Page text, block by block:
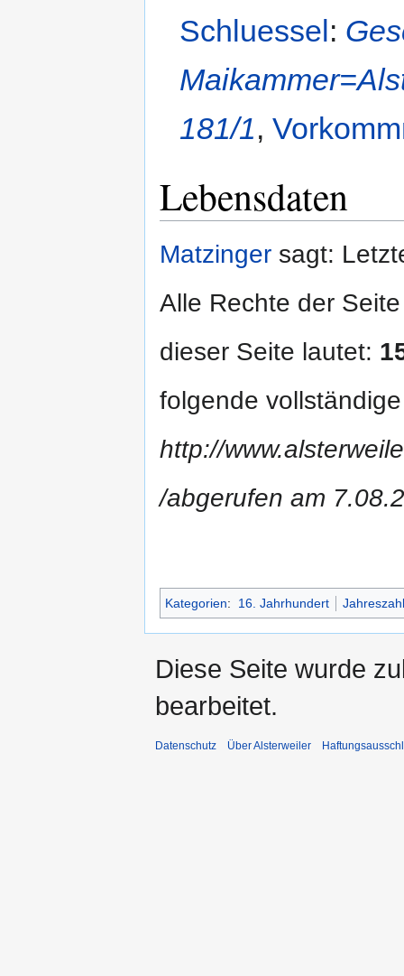
Schluessel:
181/1,
Lebensdaten
Matzinger sagt:
Alle Rechte der
dieser Seite lautet:
folgende
http://
/abgerufen am
Kategorien: 16. Jahrhundert Jahreszahl
Diese Seite wurde
bearbeitet.
Datenschutz Über Alsterweiler